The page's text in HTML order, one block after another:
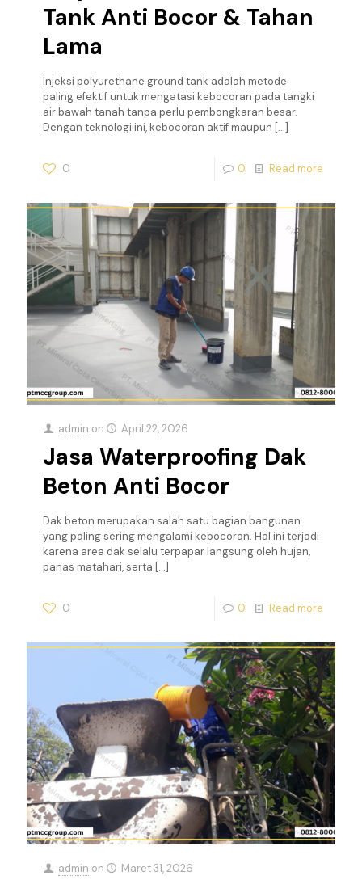
Tank Anti Bocor & Tahan
Lama
Injeksi polyurethane ground tank adalah metode
paling efektif untuk mengatasi kebocoran pada tangki
air bawah tanah tanpa perlu pembongkaran besar.
Dengan teknologi ini, kebocoran aktif maupun […]
0 0 Read more
admin on April 22, 2026
Jasa Waterproofing Dak
Beton Anti Bocor
Dak beton merupakan salah satu bagian bangunan
yang paling sering mengalami kebocoran. Hal ini terjadi
karena area dak selalu terpapar langsung oleh hujan,
panas matahari, serta […]
0 0 Read more
admin on Maret 31, 2026